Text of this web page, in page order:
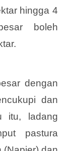
hingga 4
boleh
dengan
dan
itu, ladang
pastura